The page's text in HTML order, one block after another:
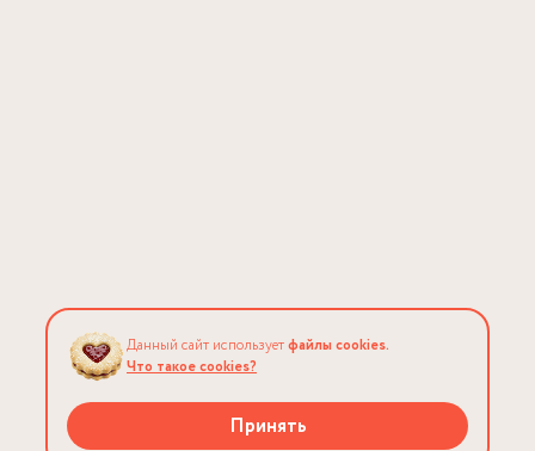
Данный сайт используетфайлы cookies.
Что такое cookies?
Принять